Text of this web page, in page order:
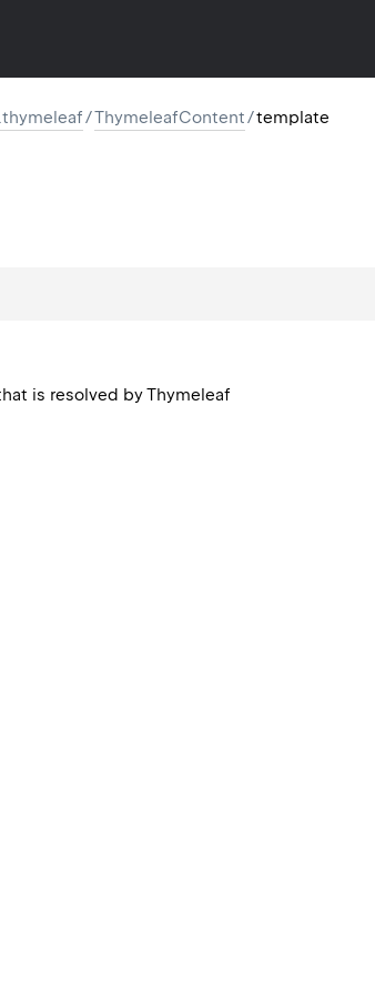
/ThymeleafContent/template
is resolved by Thymeleaf